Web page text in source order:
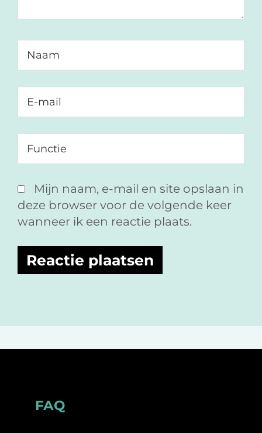
Mijn naam, e-mail en site opslaan in
deze browser voor de volgende keer
wanneer ik een reactie plaats.
Footer
FAQ